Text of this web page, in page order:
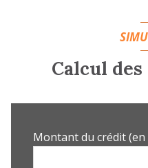
Calcul
Montant du crédit